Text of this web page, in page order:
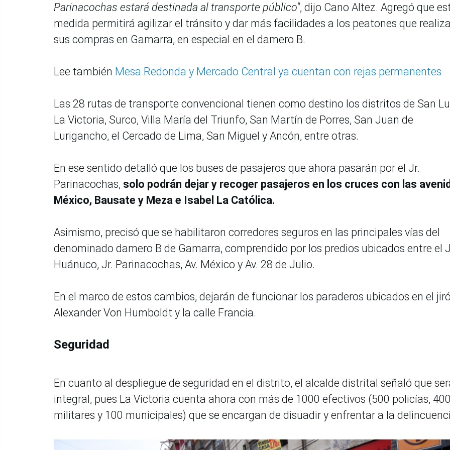
Parinacochas estará destinada al transporte público", dijo Cano Altez. Agregó que
medida permitirá agilizar el tránsito y dar más facilidades a los peatones que
sus compras en Gamarra, en especial en el damero B.
Lee también Mesa Redonda y Mercado Central ya cuentan con rejas permanentes
Las 28 rutas de transporte convencional tienen como destino los distritos de San
La Victoria, Surco, Villa María del Triunfo, San Martín de Porres, San Juan de
Lurigancho, el Cercado de Lima, San Miguel y Ancón, entre otras.
En ese sentido detalló que los buses de pasajeros que ahora pasarán por el Jr.
Parinacochas, solo podrán dejar y recoger pasajeros en los cruces con las
México, Bausate y Meza e Isabel La Católica.
Asimismo, precisó que se habilitaron corredores seguros en las principales vías del
denominado damero B de Gamarra, comprendido por los predios ubicados entre el
Huánuco, Jr. Parinacochas, Av. México y Av. 28 de Julio.
En el marco de estos cambios, dejarán de funcionar los paraderos ubicados en el
Alexander Von Humboldt y la calle Francia.
Seguridad
En cuanto al despliegue de seguridad en el distrito, el alcalde distrital señaló que
integral, pues La Victoria cuenta ahora con más de 1000 efectivos (500 policías, 400
militares y 100 municipales) que se encargan de disuadir y enfrentar a la